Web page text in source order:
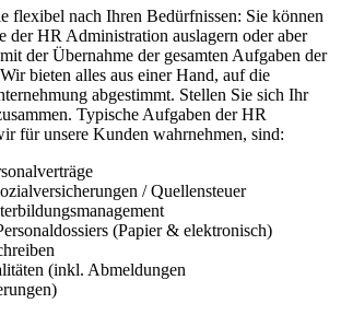
flexibel nach Ihren Bedürfnissen: Sie können
der HR Administration auslagern oder aber
der Übernahme der gesamten Aufgaben der
bieten alles aus einer Hand, auf die
abgestimmt. Stellen Sie sich Ihr
Typische Aufgaben der HR
für unsere Kunden wahrnehmen, sind:
/ Quellensteuer
(Papier & elektronisch)
(inkl. Abmeldungen